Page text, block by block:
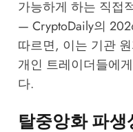
가능하게 하는 직접
— CryptoDaily의
따르면, 이는 기관
개인 트레이더들에
다.
탈중앙화 파